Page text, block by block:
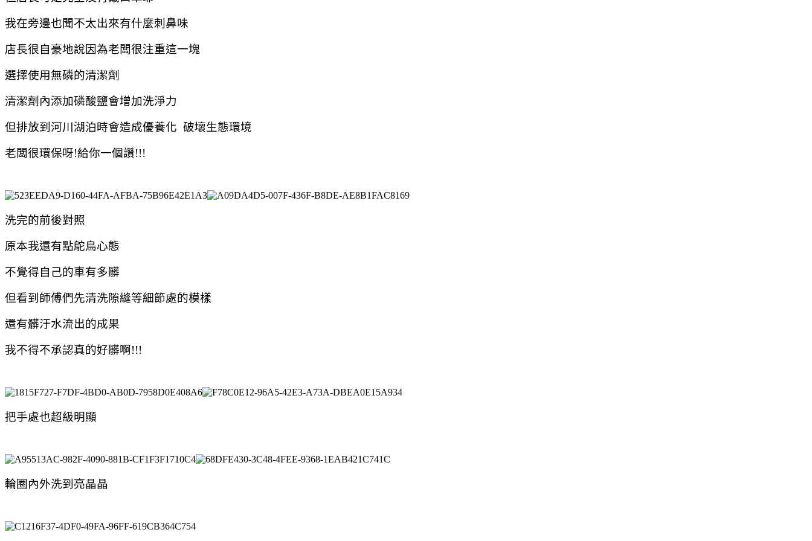
我在旁邊也聞不太出來有什麼刺鼻味
店長很自豪地說因為老闆很注重這一塊
選擇使用無磷的清潔劑
清潔劑內添加磷酸鹽會增加洗淨力
但排放到河川湖泊時會造成優養化 破壞生態環境
老闆很環保呀!給你一個讚!!!
洗完的前後對照
原本我還有點鴕鳥心態
不覺得自己的車有多髒
但看到師傅們先清洗隙縫等細節處的模樣
還有髒汙水流出的成果
我不得不承認真的好髒啊!!!
把手處也超級明顯
輪圈內外洗到亮晶晶